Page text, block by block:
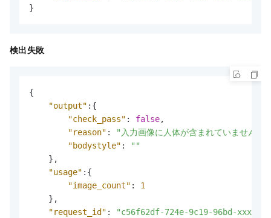
}
検出失敗
{
"output" : {
"check_pass" : false,
"reason" :
"入力画像に人体が含まれていません。
"bodystyle" :
""
} ,
"usage" : {
"image_count" :
1
} ,
"request_id" :
"c56f62df-724e-9c19-96bd-xxxxxx"